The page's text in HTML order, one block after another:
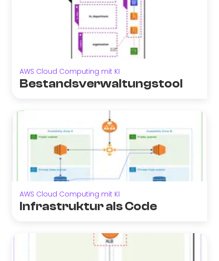
AWS Cloud Computing mit KI
Bestandsverwaltungstool
AWS Cloud Computing mit KI
Infrastruktur als Code